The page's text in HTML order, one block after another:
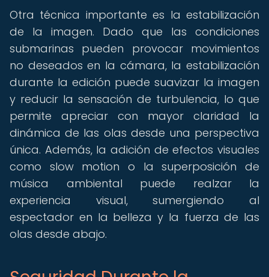
Otra técnica importante es la estabilización
de la imagen. Dado que las condiciones
submarinas pueden provocar movimientos
no deseados en la cámara, la estabilización
durante la edición puede suavizar la imagen
y reducir la sensación de turbulencia, lo que
permite apreciar con mayor claridad la
dinámica de las olas desde una perspectiva
única. Además, la adición de efectos visuales
como slow motion o la superposición de
música ambiental puede realzar la
experiencia visual, sumergiendo al
espectador en la belleza y la fuerza de las
olas desde abajo.